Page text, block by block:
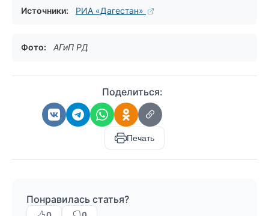
Источники: РИА «Дагестан»
Фото: АГиП РД
Поделиться:
Печать
Понравилась статья?